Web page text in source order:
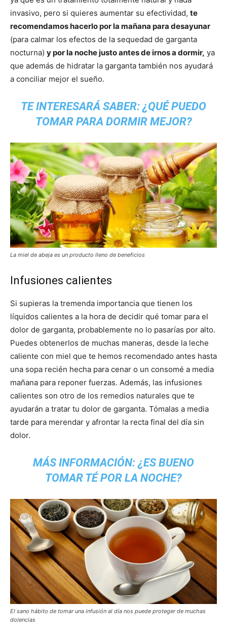
invasivo, pero si quieres aumentar su efectividad, te
recomendamos hacerlo por la mañana para desayunar
(para calmar los efectos de la sequedad de garganta
nocturna) y por la noche justo antes de irnos a dormir, ya
que además de hidratar la garganta también nos ayudará
a conciliar mejor el sueño.
TE INTERESARÁ SABER: ¿QUÉ PUEDO
TOMAR PARA DORMIR MEJOR?
La miel de abeja es un producto lleno de beneficios
Infusiones calientes
Si supieras la tremenda importancia que tienen los
líquidos calientes a la hora de decidir qué tomar para el
dolor de garganta, probablemente no lo pasarías por alto.
Puedes obtenerlos de muchas maneras, desde la leche
caliente con miel que te hemos recomendado antes hasta
una sopa recién hecha para cenar o un consomé a media
mañana para reponer fuerzas. Además, las infusiones
calientes son otro de los remedios naturales que te
ayudarán a tratar tu dolor de garganta. Tómalas a media
tarde para merendar y afrontar la recta final del día sin
dolor.
MÁS INFORMACIÓN: ¿ES BUENO
TOMAR TÉ POR LA NOCHE?
El sano hábito de tomar una infusión al día nos puede proteger de muchas
dolencias